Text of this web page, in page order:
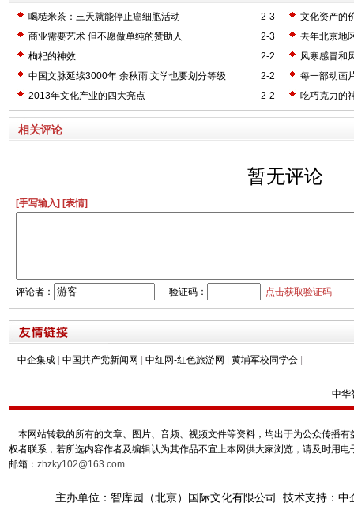
2-3
喝糙米茶：三天就能停止癌细胞活动
文化资产的
2-3
商业需要艺术 但不愿做单纯的赞助人
去年北京地
2-2
枸杞的神效
风寒感冒和
2-2
中国文脉延续3000年 余秋雨:文学也要划分等级
每一部动画
2-2
2013年文化产业的四大亮点 吃巧克力的
相关评论
暂无评论
[手写输入] [表情]
评论者： 验证码： 点击获取验证码
中企集成 中国共产党新闻网 中红网-红色旅游网 黄埔军校同学会
中华
本网站转载的所有的文章、图片、音频、视频文件等资料，均出于为公众传播
权者联系，若所选内容作者及编辑认为其作品不宜上本网供大家浏览，请及时用
邮箱： zhzky102@163.com
主办单位：智库园（北京）国际文化有限公司 技术支持：